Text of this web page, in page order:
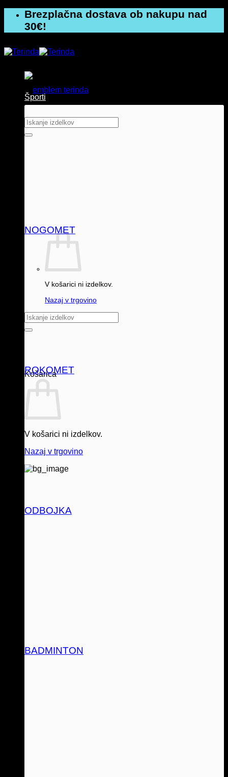
vsebino
Brezplačna dostava ob nakupu nad
30€!
Išči:
V košarici ni izdelkov.
Nazaj v trgovino
Išči:
Košarica
V košarici ni izdelkov.
Nazaj v trgovino
Športi
NOGOMET
ROKOMET
ODBOJKA
BADMINTON